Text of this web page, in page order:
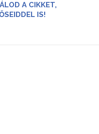
A CIKKET,
IS!